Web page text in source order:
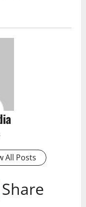
All Posts
Telegram
Share